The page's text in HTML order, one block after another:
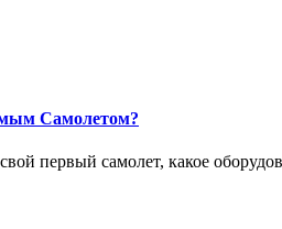
Самолетом?
первый самолет, какое